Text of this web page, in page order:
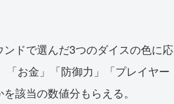
ドで選んだ3つのダイスの色に応
「お金」「防御力」「プレイヤー
該当の数値分もらえる。